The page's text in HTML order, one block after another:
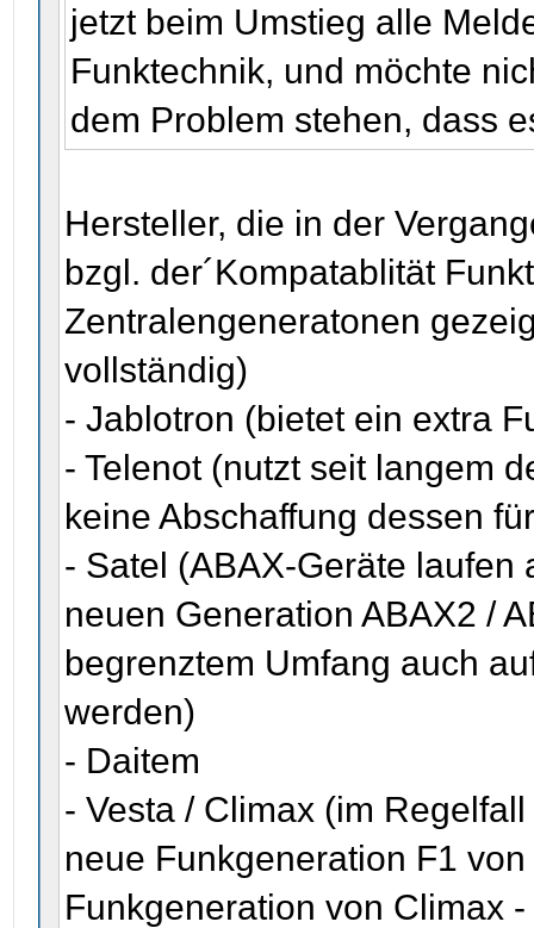
jetzt beim Umstieg alle
Funktechnik, und möchte
dem Problem stehen, dass
Hersteller, die in der
bzgl. der´Kompatablität
Zentralengeneratonen
vollständig)
- Jablotron (bietet ein extra
- Telenot (nutzt seit langem
keine Abschaffung dessen
- Satel (ABAX-Geräte
neuen Generation ABAX2 /
begrenztem Umfang auch
werden)
- Daitem
- Vesta / Climax (im
neue Funkgeneration F1
Funkgeneration von Climax